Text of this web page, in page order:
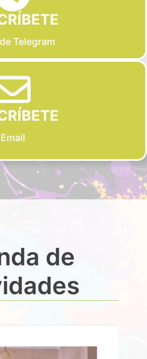
Telegram
Email
de